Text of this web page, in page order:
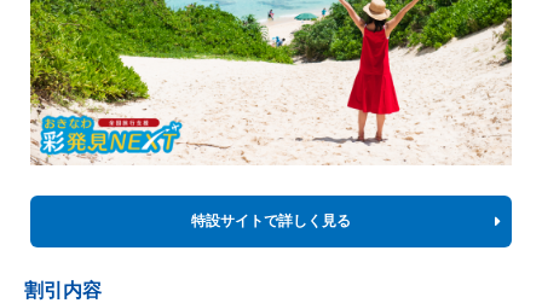
特設サイトで詳しく見る
割引内容